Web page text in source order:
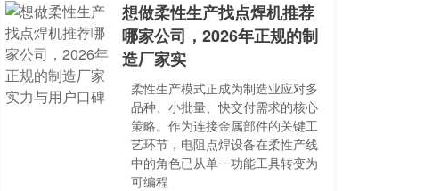
想做柔性生产找点焊机推荐
哪家公司，2026年正规的制
造厂家实
柔性生产模式正成为制造业应对多
品种、小批量、快交付需求的核心
策略。作为连接金属部件的关键工
艺环节，电阻点焊设备在柔性产线
中的角色已从单一功能工具转变为
可编程